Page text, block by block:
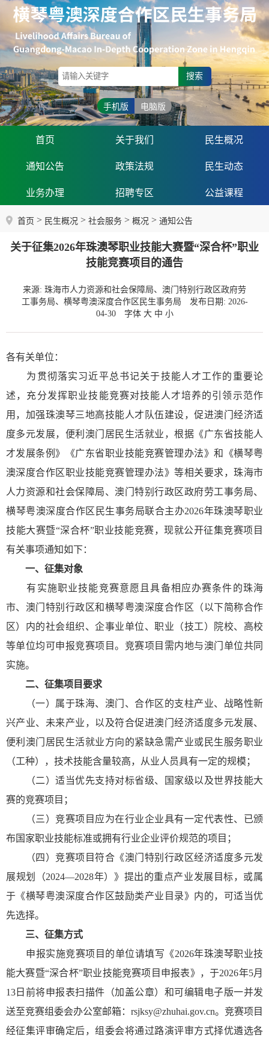
搜索
手机版 电脑版
首页 关于我们 民生概况
通知公告 政策法规 民生动态
业务办理 招聘专区 公益课程
首页 > 民生概况 > 社会服务 > 概况 > 通知公告
关于征集2026年珠澳琴职业技能大赛暨“深合杯”职业
技能竞赛项目的通告
来源: 珠海市人力资源和社会保障局、澳门特别行政区政府劳
工事务局、横琴粤澳深度合作区民生事务局
发布日期: 2026-
04-30
字体 大 中 小
各有关单位：
为贯彻落实习近平总书记关于技能人才工作的重要论
述，充分发挥职业技能竞赛对技能人才培养的引领示范作
用，加强珠澳琴三地高技能人才队伍建设，促进澳门经济适
度多元发展，便利澳门居民生活就业，根据《广东省技能人
才发展条例》《广东省职业技能竞赛管理办法》和《横琴粤
澳深度合作区职业技能竞赛管理办法》等相关要求，珠海市
人力资源和社会保障局、澳门特别行政区政府劳工事务局、
横琴粤澳深度合作区民生事务局联合主办2026年珠澳琴职业
技能大赛暨“深合杯”职业技能竞赛，现就公开征集竞赛项目
有关事项通知如下：
一、征集对象
有实施职业技能竞赛意愿且具备相应办赛条件的珠海
市、澳门特别行政区和横琴粤澳深度合作区（以下简称合作
区）内的社会组织、企事业单位、职业（技工）院校、高校
等单位均可申报竞赛项目。竞赛项目需内地与澳门单位共同
实施。
二、征集项目要求
（一）属于珠海、澳门、合作区的支柱产业、战略性新
兴产业、未来产业，以及符合促进澳门经济适度多元发展、
便利澳门居民生活就业方向的紧缺急需产业或民生服务职业
（工种），技术技能含量较高，从业人员具有一定的规模；
（二）适当优先支持对标省级、国家级以及世界技能大
赛的竞赛项目；
（三）竞赛项目应为在行业企业具有一定代表性、已颁
布国家职业技能标准或拥有行业企业评价规范的项目；
（四）竞赛项目符合《澳门特别行政区经济适度多元发
展规划（2024—2028年）》提出的重点产业发展目标，或属
于《横琴粤澳深度合作区鼓励类产业目录》内的，可适当优
先选择。
三、征集方式
申报实施竞赛项目的单位请填写《2026年珠澳琴职业技
能大赛暨“深合杯”职业技能竞赛项目申报表》，于2026年5月
13日前将申报表扫描件（加盖公章）和可编辑电子版一并发
送至竞赛组委会办公室邮箱：rsjksy@zhuhai.gov.cn。竞赛项目
经征集评审确定后，组委会将通过路演评审方式择优遴选各